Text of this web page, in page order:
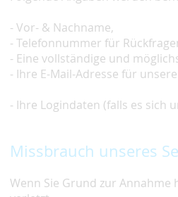
- Vor- & Nachname,
- Telefonnummer für
- Eine vollständige und
- Ihre E-Mail-Adresse für
- Ihre Logindaten (falls es sich
Missbrauch unseres
Wenn Sie Grund zur